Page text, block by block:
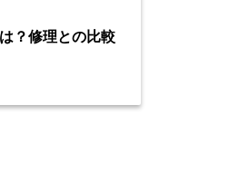
？修理との比較